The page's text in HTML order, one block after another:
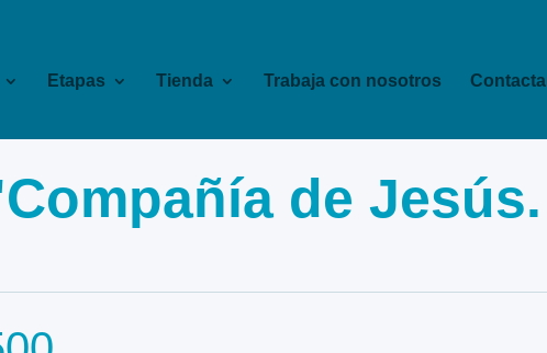
Etapas Tienda Trabaja con nosotros
de